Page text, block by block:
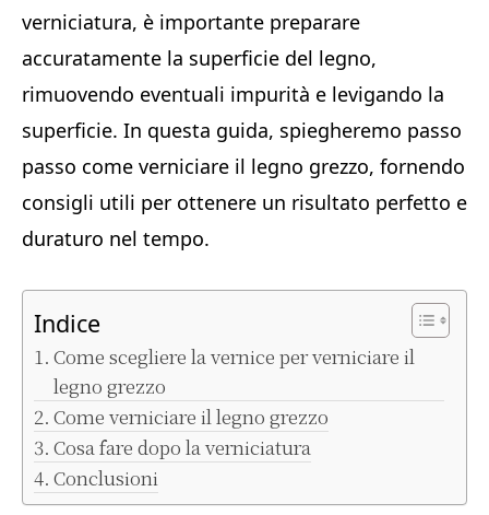
verniciatura, è importante preparare
accuratamente la superficie del legno,
rimuovendo eventuali impurità e levigando la
superficie. In questa guida, spiegheremo passo
passo come verniciare il legno grezzo, fornendo
consigli utili per ottenere un risultato perfetto e
duraturo nel tempo.
Indice
Come scegliere la vernice per verniciare il
legno grezzo
Come verniciare il legno grezzo
Cosa fare dopo la verniciatura
Conclusioni